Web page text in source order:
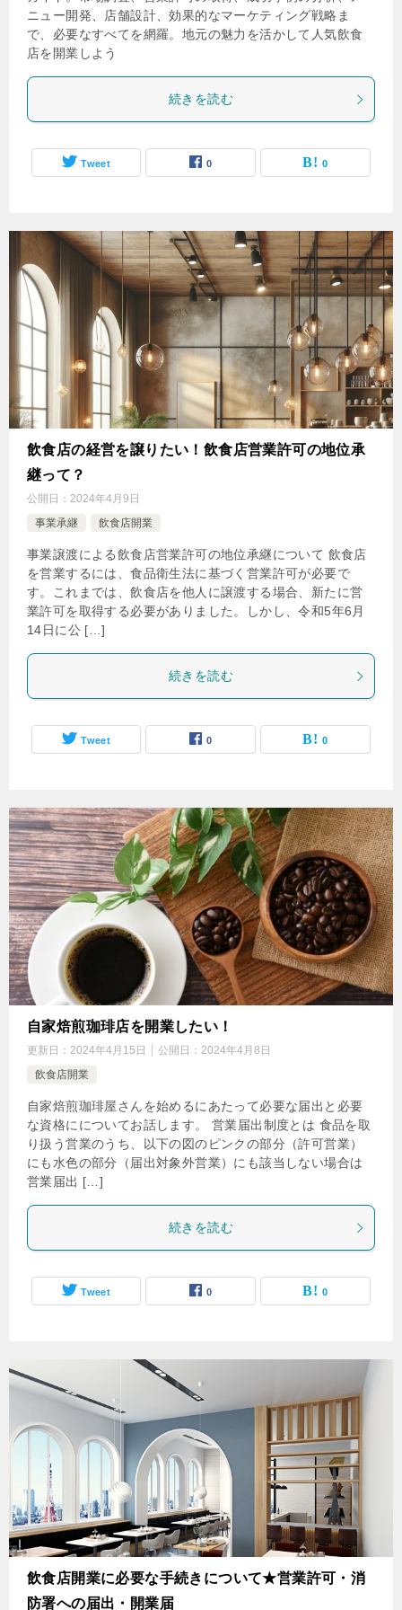
ニュー開発、店舗設計、効果的なマーケティング戦略ま
で、必要なすべてを網羅。地元の魅力を活かして人気飲食
店を開業しよう
続きを読む
Tweet 0 0
飲食店の経営を譲りたい！飲食店営業許可の地位承
継って？
公開日： 2024年4月9日
事業承継
飲食店開業
事業譲渡による飲食店営業許可の地位承継について 飲食店
を営業するには、食品衛生法に基づく営業許可が必要で
す。これまでは、飲食店を他人に譲渡する場合、新たに営
業許可を取得する必要がありました。しかし、令和5年6月
14日に公 […]
続きを読む
Tweet 0 0
自家焙煎珈琲店を開業したい！
更新日： 2024年4月15日 公開日： 2024年4月8日
飲食店開業
自家焙煎珈琲屋さんを始めるにあたって必要な届出と必要
な資格にについてお話します。 営業届出制度とは 食品を取
り扱う営業のうち、以下の図のピンクの部分（許可営業）
にも水色の部分（届出対象外営業）にも該当しない場合は
営業届出 […]
続きを読む
Tweet 0 0
飲食店開業に必要な手続きについて★営業許可・消
防署への届出・開業届